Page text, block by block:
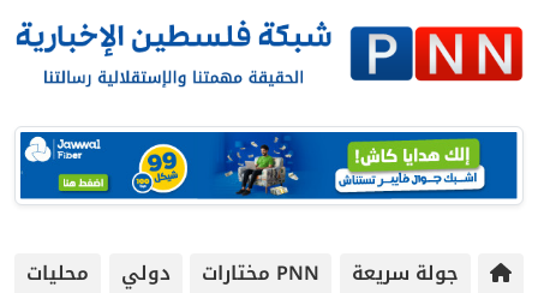
جولة سريعة PNN مختارات دولي
محليات